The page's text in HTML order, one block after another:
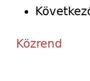
Közrend